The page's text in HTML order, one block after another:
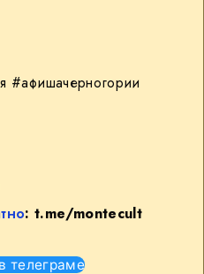
#афишачерногории
:t.me/montecult
телеграме